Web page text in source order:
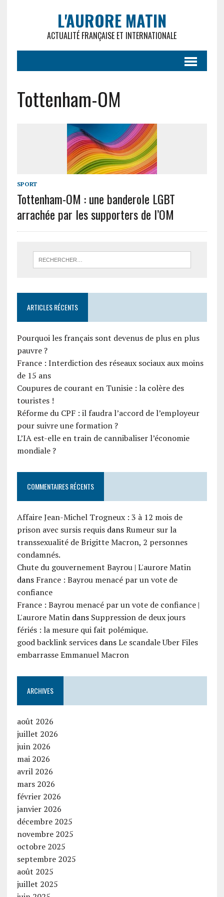
L'AURORE MATIN
ACTUALITÉ FRANÇAISE ET INTERNATIONALE
Tottenham-OM
SPORT
Tottenham-OM : une banderole LGBT
arrachée par les supporters de l’OM
ARTICLES RÉCENTS
Pourquoi les français sont devenus de plus en plus
pauvre ?
France : Interdiction des réseaux sociaux aux moins
de 15 ans
Coupures de courant en Tunisie : la colère des
touristes !
Réforme du CPF : il faudra l’accord de l’employeur
pour suivre une formation ?
L’IA est-elle en train de cannibaliser l’économie
mondiale ?
COMMENTAIRES RÉCENTS
Affaire Jean-Michel Trogneux : 3 à 12 mois de
prison avec sursis requisdansRumeur sur la
transsexualité de Brigitte Macron, 2 personnes
condamnés.
Chute du gouvernement Bayrou | L'aurore Matin
dans France : Bayrou menacé par un vote de
confiance
France : Bayrou menacé par un vote de confiance |
L'aurore Matindans Suppression de deux jours
fériés : la mesure qui fait polémique.
good backlink servicesdansLe scandale Uber Files
embarrasse Emmanuel Macron
ARCHIVES
août 2026
juillet 2026
juin 2026
mai 2026
avril 2026
mars 2026
février 2026
janvier 2026
décembre 2025
novembre 2025
octobre 2025
septembre 2025
août 2025
juillet 2025